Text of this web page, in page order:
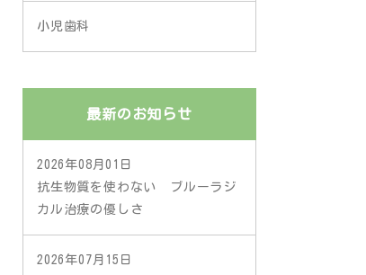
小児歯科
最新のお知らせ
2026年08月01日
抗生物質を使わない ブルーラジ
カル治療の優しさ
2026年07月15日